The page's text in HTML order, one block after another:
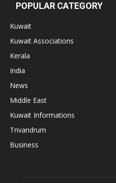
POPULAR CATEGORY
Kuwait
Kuwait Associations
Kerala
India
News
Middle East
Kuwait Informations
Trivandrum
Business